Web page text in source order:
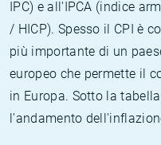
IPC) e all'IPCA (indice
/ HICP). Spesso il CPI è
più importante di un
europeo che permette il
in Europa. Sotto la
l'andamento